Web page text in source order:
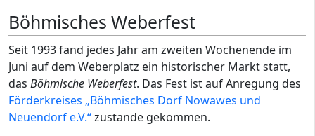
Böhmisches Weberfest
Seit 1993 fand jedes Jahr am zweiten Wochenende im
Juni auf dem Weberplatz ein historischer Markt statt,
das Böhmische Weberfest. Das Fest ist auf Anregung des
Förderkreises „Böhmisches Dorf Nowawes und
Neuendorf e.V.“zustande gekommen.